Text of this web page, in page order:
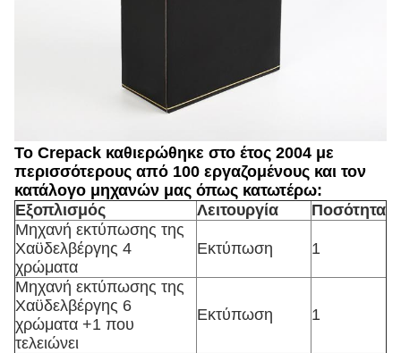
Το Crepack καθιερώθηκε στο έτος 2004 με
περισσότερους από 100 εργαζομένους και τον
κατάλογο μηχανών μας όπως κατωτέρω:
Εξοπλισμός
Λειτουργία
Ποσότητα
Μηχανή εκτύπωσης της
Χαϋδελβέργης 4
χρώματα
Εκτύπωση 1
Μηχανή εκτύπωσης της
Χαϋδελβέργης 6
χρώματα +1 που
τελειώνει
Εκτύπωση 1